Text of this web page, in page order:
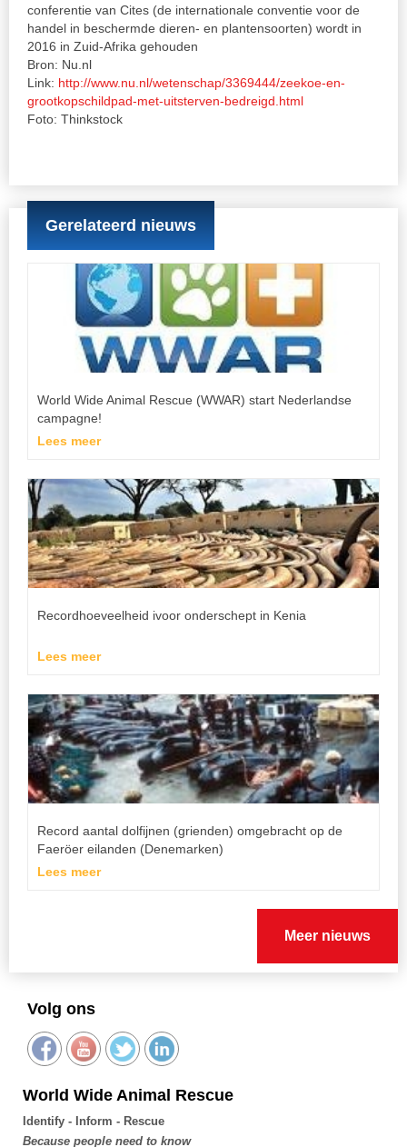
conferentie van Cites (de internationale conventie voor de
handel in beschermde dieren- en plantensoorten) wordt in
2016 in Zuid-Afrika gehouden
Bron: Nu.nl
Link: http://www.nu.nl/wetenschap/3369444/zeekoe-en-
grootkopschildpad-met-uitsterven-bedreigd.html
Foto: Thinkstock
Gerelateerd nieuws
World Wide Animal Rescue (WWAR) start Nederlandse
campagne!
Lees meer
Recordhoeveelheid ivoor onderschept in Kenia
Lees meer
Record aantal dolfijnen (grienden) omgebracht op de
Faeröer eilanden (Denemarken)
Lees meer
Meer nieuws
Volg ons
World Wide Animal Rescue
Identify - Inform - Rescue
Because people need to know